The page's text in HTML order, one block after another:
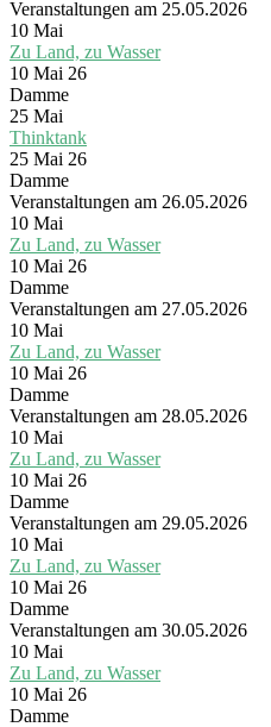
Veranstaltungen am 25.05.2026
10 Mai
Zu Land, zu Wasser
10 Mai 26
Damme
25 Mai
Thinktank
25 Mai 26
Damme
Veranstaltungen am 26.05.2026
10 Mai
Zu Land, zu Wasser
10 Mai 26
Damme
Veranstaltungen am 27.05.2026
10 Mai
Zu Land, zu Wasser
10 Mai 26
Damme
Veranstaltungen am 28.05.2026
10 Mai
Zu Land, zu Wasser
10 Mai 26
Damme
Veranstaltungen am 29.05.2026
10 Mai
Zu Land, zu Wasser
10 Mai 26
Damme
Veranstaltungen am 30.05.2026
10 Mai
Zu Land, zu Wasser
10 Mai 26
Damme